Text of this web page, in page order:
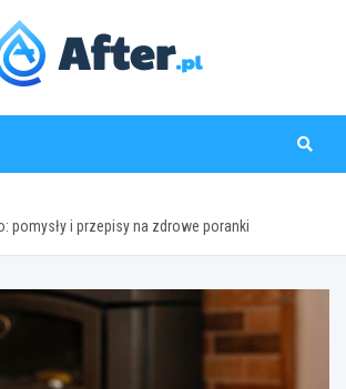
pomysły i przepisy na zdrowe poranki